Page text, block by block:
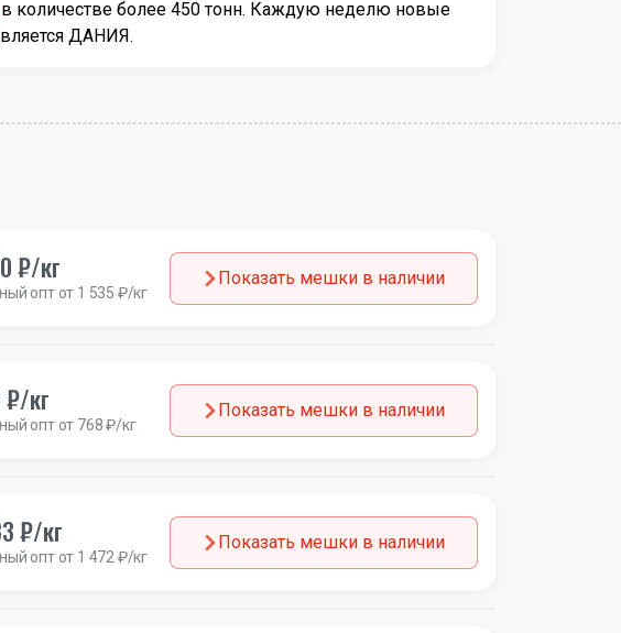
в количестве более 450 тонн. Каждую неделю новые
ДАНИЯ.
₽/кг
опт от 1 535 ₽/кг
Показать мешки в наличии
₽/кг
опт от 768 ₽/кг
Показать мешки в наличии
₽/кг
опт от 1 472 ₽/кг
Показать мешки в наличии